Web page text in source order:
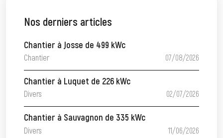
Nos derniers articles
Chantier à Josse de 499 kWc
Chantier 07/08/2026
Chantier à Luquet de 226 kWc
Divers 02/07/2026
Chantier à Sauvagnon de 335 kWc
Divers 11/06/2026